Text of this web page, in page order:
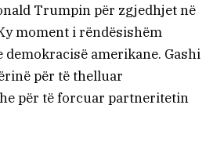
Trumpin për zgjedhjet në
moment i rëndësishëm
demokracisë amerikane. Gashi
për të thelluar
për të forcuar partneritetin